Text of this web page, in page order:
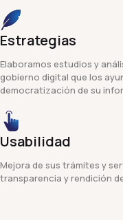
Estrategias
Elaboramos estudios y
gobierno digital que los
democratización de su
Usabilidad
Mejora de sus trámites y
transparencia y rendición